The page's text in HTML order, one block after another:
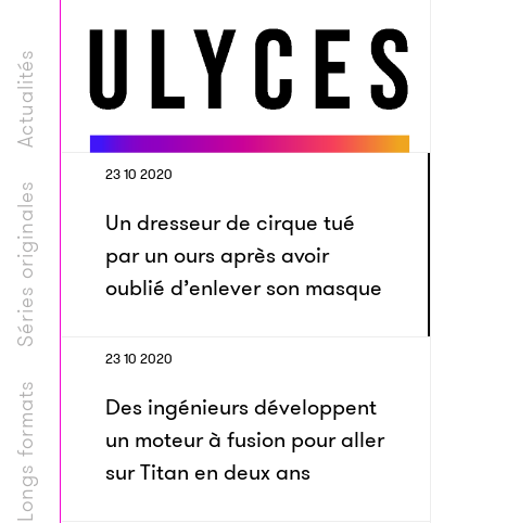
Longs formats
Séries originales
Actualités
23 10 2020
Un dresseur de cirque tué
par un ours après avoir
oublié d’enlever son masque
23 10 2020
Des ingénieurs développent
un moteur à fusion pour aller
sur Titan en deux ans